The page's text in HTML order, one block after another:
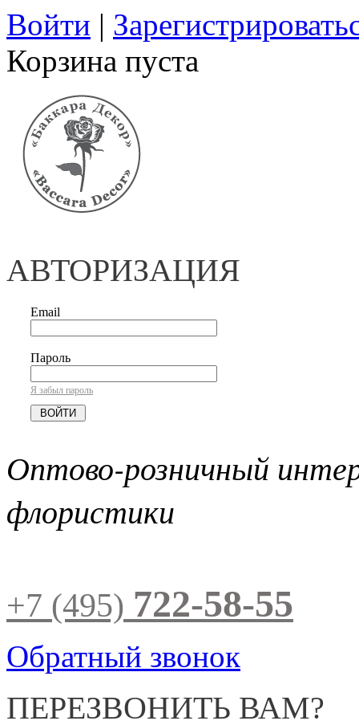
Войти |
Корзина пуста
АВТОРИЗАЦИЯ
Email
Пароль
Я забыл пароль
Оптово-розничный
флористики
+7 (495) 722-58-55
Обратный звонок
ПЕРЕЗВОНИТЬ ВАМ?